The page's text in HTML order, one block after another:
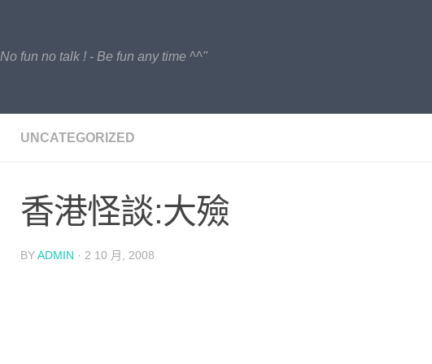
No fun no talk ! - Be fun any time ^^"
UNCATEGORIZED
香港怪談:大殮
BYADMIN · 2 10 月, 2008